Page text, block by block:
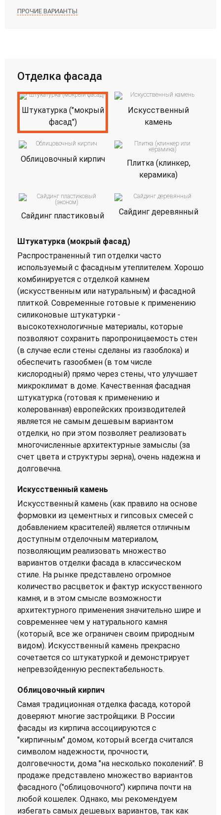
ПРОЧИЕ ВАРИАНТЫ
Отделка фасада
Штукатурка ("мокрый
фасад")
Искусственный
камень
Облицовочный кирпич
Плитка (клинкер,
керамика)
Сайдинг пластиковый Сайдинг деревянный
Штукатурка (мокрый фасад)
Распространенный тип отделки часто
используемый с фасадным утеплителем. Хорошо
комбинируется с отделкой камнем
(искусственным или натуральным) и фасадной
плиткой. Современные готовые к применению
силиконовые штукатурки -
высокотехнологичные материалы, которые
позволяют сохранить паропроницаемость стен
(в случае если стены сделаны из газоблока) и
обеспечить газообмен (в том числе
кислородный) прямо через стены, что улучшает
микроклимат в доме. Качественная фасадная
штукатурка (готовая к применению и
колерованная) европейских производителей
является не самым дешевым вариантом
отделки, но при этом позволяет реализовать
многочисленные архитектурные замыслы (за
счет цвета и структуры зерна), очень надежна и
долговечна.
Искусственный камень
Искусственный камень (как правило на основе
формовки из цементных и гипсовых смесей с
добавлением красителей) является отличным
доступным отделочным материалом,
позволяющим реализовать множество
вариантов отделки фасада в классическом
стиле. На рынке представлено огромное
количество расцветок и фактур искусственного
камня, и в этом смысле возможности
архитектурного применения значительно шире и
современнее чем у натурального камня
(который, все же ограничен своим природным
видом). Искусственный камень прекрасно
сочетается со штукатуркой и демонстрирует
непревзойденную респектабельность.
Облицовочный кирпич
Самая традиционная отделка фасада, которой
доверяют многие застройщики. В России
фасады из кирпича ассоциируются с
"кирпичным" домом, который всегда считался
символом надежности, прочности,
долговечности, дома "на несколько поколений". В
продаже представлено множество вариантов
фасадного ("облицовочного") кирпича почти на
любой кошелек. Однако, мы рекомендуем
избегать самых дешевых вариантов, так как